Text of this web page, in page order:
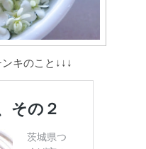
キのこと↓↓↓